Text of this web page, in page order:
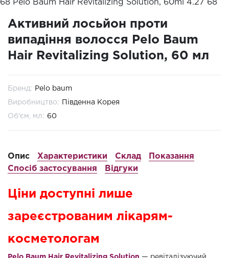
68 Pelo Baum Hair Revitalizing Solution, 60ml
4.27 68
Активний лосьйон проти
випадіння волосся Pelo Baum
Hair Revitalizing Solution, 60 мл
Бренд: Pelo baum
Виробництво: Південна Корея
Об'єм, мл: 60
Опис Характеристики Склад
Показання
Спосіб застосування
Відгуки
Ціни доступні лише
зареєстрованим лікарям-
косметологам